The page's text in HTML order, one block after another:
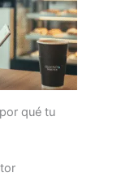
qué tu